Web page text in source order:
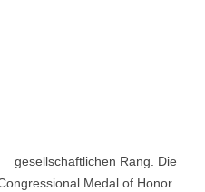
gesellschaftlichen Rang. Die
Medal of Honor